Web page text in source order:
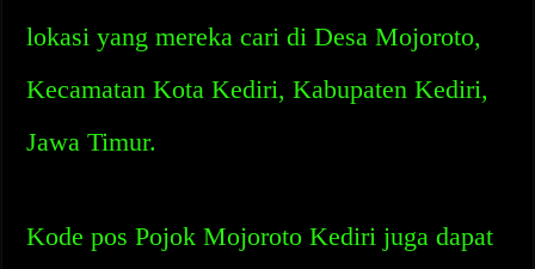
lokasi yang mereka cari di Desa Mojoroto,
Kecamatan Kota Kediri, Kabupaten Kediri,
Jawa Timur.
Kode pos Pojok Mojoroto Kediri juga dapat